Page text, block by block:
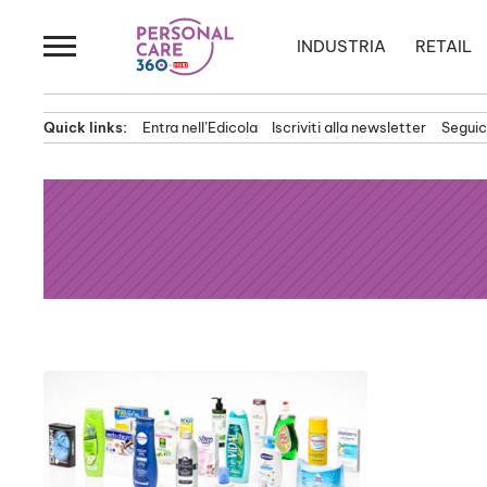
al
INDUSTRIA RETAIL
Quick links: Entra nell’Edicola Iscriviti alla newsletter